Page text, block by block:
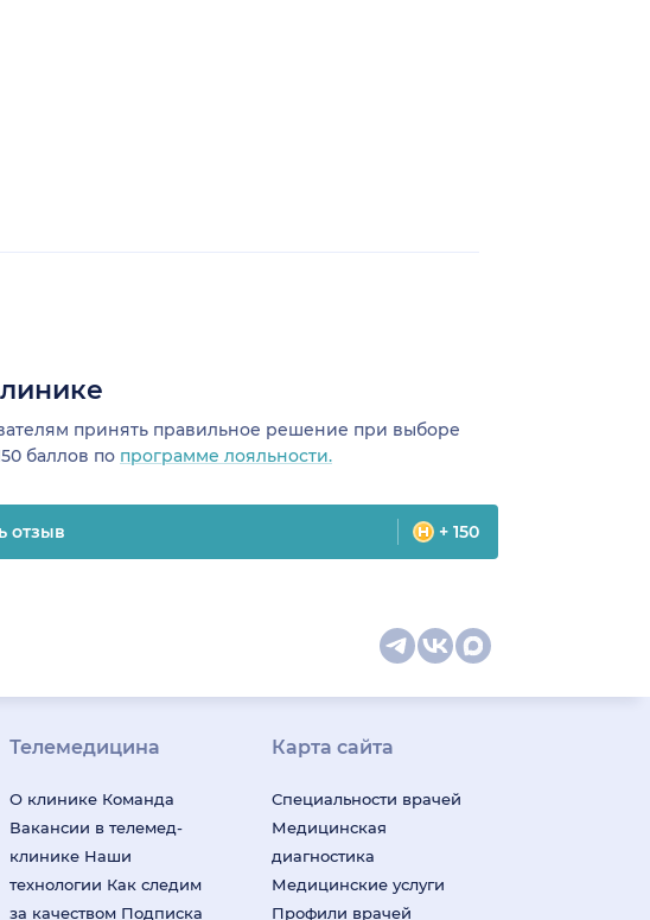
принять правильное решение при выборе
баллов по программе лояльности.
отзыв + 150
Телемедицина
О клинике Команда
Вакансии в телемед-
клинике Наши
технологии Как следим
за качеством Подписка
Карта сайта
Специальности врачей
Медицинская
диагностика
Медицинские услуги
Профили врачей